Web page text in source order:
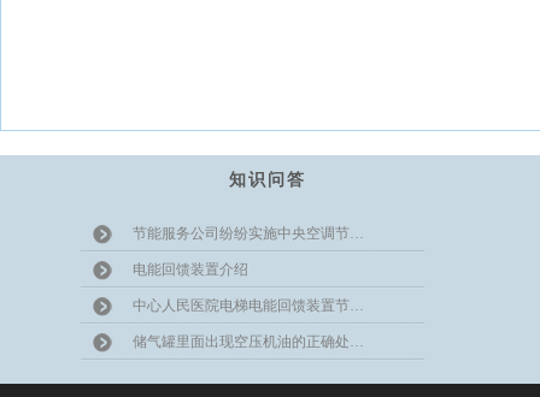
知识问答
节能服务公司纷纷实施中央空调节…
电能回馈装置介绍
中心人民医院电梯电能回馈装置节…
储气罐里面出现空压机油的正确处…